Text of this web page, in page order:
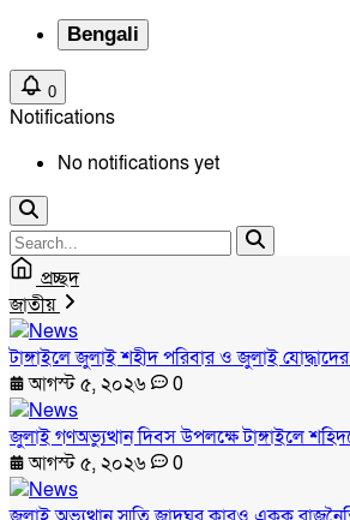
Bengali
0
Notifications
No notifications yet
প্রচ্ছদ
জাতীয়
টাঙ্গাইলে জুলাই শহীদ পরিবার ও জুলাই যোদ্ধাদের
আগস্ট ৫, ২০২৬
0
জুলাই গণঅভ্যুত্থান দিবস উপলক্ষে টাঙ্গাইলে
আগস্ট ৫, ২০২৬
0